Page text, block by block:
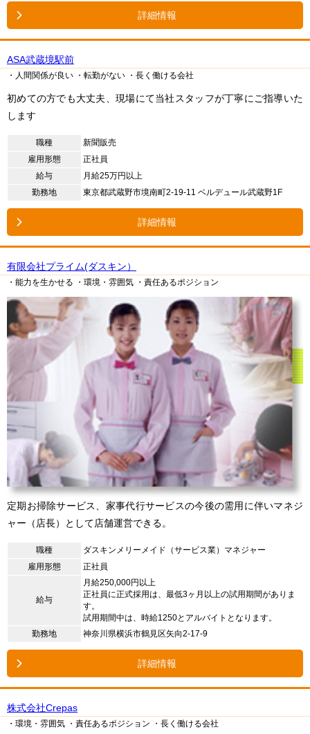
詳細情報
ASA武蔵境駅前
・人間関係が良い ・転勤がない ・長く働ける会社
初めての方でも大丈夫、現場にて当社スタッフが丁寧にご指導いた
します
職種
新聞販売
雇用形態
正社員
給与
月給25万円以上
勤務地
東京都武蔵野市境南町2-19-11 ベルデュール武蔵野1F
詳細情報
有限会社プライム(ダスキン）
・能力を生かせる ・環境・雰囲気 ・責任あるポジション
定期お掃除サービス、家事代行サービスの今後の需用に伴いマネジ
ャー（店長）として店舗運営できる。
職種
ダスキンメリーメイド（サービス業）マネジャー
雇用形態
正社員
給与
月給250,000円以上
正社員に正式採用は、最低3ヶ月以上の試用期間がありま
す。
試用期間中は、時給1250とアルバイトとなります。
勤務地
神奈川県横浜市鶴見区矢向2-17-9
詳細情報
株式会社Crepas
・環境・雰囲気 ・責任あるポジション ・長く働ける会社